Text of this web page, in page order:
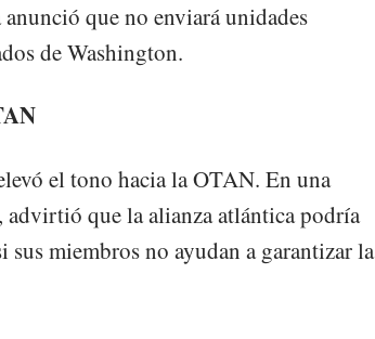
que no enviará unidades
de Washington.
el tono hacia la OTAN. En una
que la alianza atlántica podría
miembros no ayudan a garantizar la